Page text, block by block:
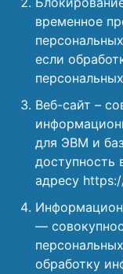
временное
если
Веб-сайт –
для ЭВМ и
доступность
адресу
—
обработку